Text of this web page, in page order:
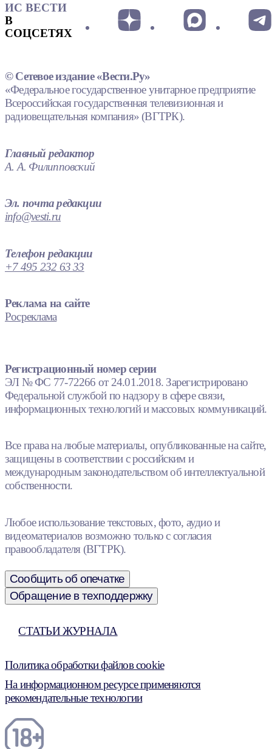
ИС ВЕСТИ
В
СОЦСЕТЯХ
© Сетевое издание «Вести.Ру»
«Федеральное государственное унитарное предприятие
Всероссийская государственная телевизионная и
радиовещательная компания» (ВГТРК).
Главный редактор
А. А. Филипповский
Эл. почта редакции
info@vesti.ru
Телефон редакции
+7 495 232 63 33
Реклама на сайте
Росреклама
Регистрационный номер серии
ЭЛ № ФС 77-72266 от 24.01.2018. Зарегистрировано
Федеральной службой по надзору в сфере связи,
информационных технологий и массовых коммуникаций.
Все права на любые материалы, опубликованные на сайте,
защищены в соответствии с российским и
международным законодательством об интеллектуальной
собственности.
Любое использование текстовых, фото, аудио и
видеоматериалов возможно только с согласия
правообладателя (ВГТРК).
Сообщить об опечатке
Обращение в техподдержку
СТАТЬИ ЖУРНАЛА
Политика обработки файлов cookie
На информационном ресурсе применяются
рекомендательные технологии